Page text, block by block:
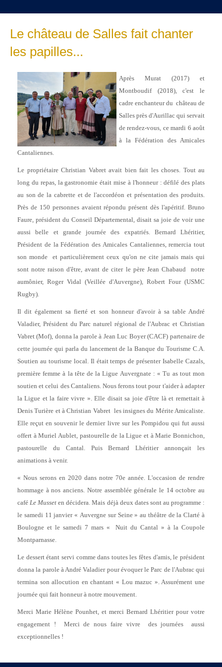
Le château de Salles fait chanter
les papilles...
Après Murat (2017) et
Montboudif (2018), c'est le
cadre enchanteur du château de
Salles près d'Aurillac qui servait
de rendez-vous, ce mardi 6 août
à la Fédération des Amicales
Cantaliennes.
Le propriétaire Christian Vabret avait bien fait les choses. Tout au
long du repas, la gastronomie était mise à l'honneur : défilé des plats
au son de la cabrette et de l'accordéon et présentation des produits.
Près de 150 personnes avaient répondu présent dès l'apéritif. Bruno
Faure, président du Conseil Départemental, disait sa joie de voir une
aussi belle et grande journée des expatriés. Bernard Lhéritier,
Président de la Fédération des Amicales Cantaliennes, remercia tout
son monde et particulièrement ceux qu'on ne cite jamais mais qui
sont notre raison d'être, avant de citer le père Jean Chabaud notre
aumônier, Roger Vidal (Veillée d'Auvergne), Robert Four (USMC
Rugby).
Il dit également sa fierté et son honneur d'avoir à sa table André
Valadier, Président du Parc naturel régional de l'Aubrac et Christian
Vabret (Mof), donna la parole à Jean Luc Boyer (CACF) partenaire de
cette journée qui parla du lancement de la Banque du Tourisme C.A.
Soutien au tourisme local. Il était temps de présenter Isabelle Cazals,
première femme à la tête de la Ligue Auvergnate : « Tu as tout mon
soutien et celui des Cantaliens. Nous ferons tout pour t'aider à adapter
la Ligue et la faire vivre ». Elle disait sa joie d'être là et remettait à
Denis Turière et à Christian Vabret les insignes du Mérite Amicaliste.
Elle reçut en souvenir le dernier livre sur les Pompidou qui fut aussi
offert à Muriel Aublet, pastourelle de la Ligue et à Marie Bonnichon,
pastourelle du Cantal. Puis Bernard Lhéritier annonçait les
animations à venir.
« Nous serons en 2020 dans notre 70e année. L'occasion de rendre
hommage à nos anciens. Notre assemblée générale le 14 octobre au
caféLe Musset en décidera. Mais déjà deux dates sont au programme :
le samedi 11 janvier « Auvergne sur Seine » au théâtre de la Clarté à
Boulogne et le samedi 7 mars « Nuit du Cantal » à la Coupole
Montparnasse.
Le dessert étant servi comme dans toutes les fêtes d'amis, le président
donna la parole à André Valadier pour évoquer le Parc de l'Aubrac qui
termina son allocution en chantant « Lou mazuc ». Assurément une
journée qui fait honneur à notre mouvement.
Merci Marie Hélène Pounhet, et merci Bernard Lhéritier pour votre
engagement ! Merci de nous faire vivre des journées aussi
exceptionnelles !